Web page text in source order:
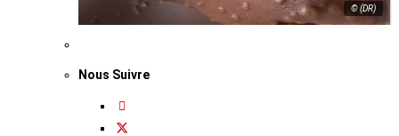
© (DR)
Nous Suivre